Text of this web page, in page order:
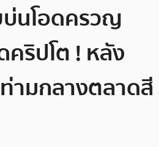
นโอดครวญ
คริปโต ! หลัง
ามกลางตลาดสี